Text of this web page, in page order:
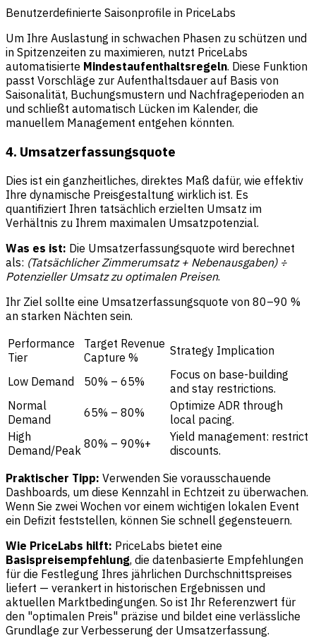
Benutzerdefinierte Saisonprofile in PriceLabs
Um Ihre Auslastung in schwachen Phasen zu schützen und
in Spitzenzeiten zu maximieren, nutzt PriceLabs
automatisierte Mindestaufenthaltsregeln. Diese Funktion
passt Vorschläge zur Aufenthaltsdauer auf Basis von
Saisonalität, Buchungsmustern und Nachfrageperioden an
und schließt automatisch Lücken im Kalender, die
manuellem Management entgehen könnten.
4. Umsatzerfassungsquote
Dies ist ein ganzheitliches, direktes Maß dafür, wie effektiv
Ihre dynamische Preisgestaltung wirklich ist. Es
quantifiziert Ihren tatsächlich erzielten Umsatz im
Verhältnis zu Ihrem maximalen Umsatzpotenzial.
Was es ist: Die Umsatzerfassungsquote wird berechnet
als: (Tatsächlicher Zimmerumsatz + Nebenausgaben) ÷
Potenzieller Umsatz zu optimalen Preisen.
Ihr Ziel sollte eine Umsatzerfassungsquote von 80–90 %
an starken Nächten sein.
Performance
Tier
Target Revenue
Capture %
Strategy Implication
Low Demand 50% – 65%
Focus on base-building
and stay restrictions.
Normal
Demand
65% – 80%
Optimize ADR through
local pacing.
High
Demand/Peak 80% – 90%+
Yield management: restrict
discounts.
Praktischer Tipp: Verwenden Sie vorausschauende
Dashboards, um diese Kennzahl in Echtzeit zu überwachen.
Wenn Sie zwei Wochen vor einem wichtigen lokalen Event
ein Defizit feststellen, können Sie schnell gegensteuern.
Wie PriceLabs hilft: PriceLabs bietet eine
Basispreisempfehlung, die datenbasierte Empfehlungen
für die Festlegung Ihres jährlichen Durchschnittspreises
liefert — verankert in historischen Ergebnissen und
aktuellen Marktbedingungen. So ist Ihr Referenzwert für
den "optimalen Preis" präzise und bildet eine verlässliche
Grundlage zur Verbesserung der Umsatzerfassung.